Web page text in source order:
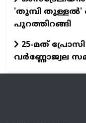
'തുമ്പി തുള്ളൽ'
പുറത്തിറങ്ങി
25-മത്
വര്‍ണ്ണോജ്വല